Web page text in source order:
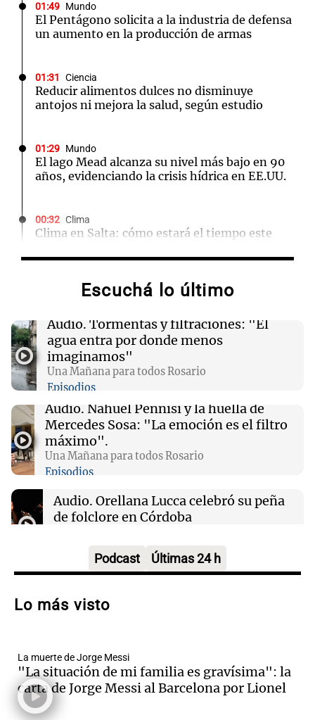
01:49 Mundo
El Pentágono solicita a la industria de defensa
un aumento en la producción de armas
01:31 Ciencia
Reducir alimentos dulces no disminuye
antojos ni mejora la salud, según estudio
01:29 Mundo
El lago Mead alcanza su nivel más bajo en 90
años, evidenciando la crisis hídrica en EE.UU.
00:32 Clima
Clima en Salta: cómo estará el tiempo este
Clima
este domingo 9 de agosto
00:21 Clima
Clima en Mendoza: cómo estará el tiempo
este domingo 9 de agosto
00:16 Clima
Clima en Santa Fe: cómo estará el tiempo este
domingo 9 de agosto
Escuchá lo último
Audio. Tormentas y filtraciones: "El
agua entra por donde menos
imaginamos"
Una Mañana para todos Rosario
Episodios
Audio. Nahuel Pennisi y la huella de
Mercedes Sosa: "La emoción es el filtro
máximo".
Una Mañana para todos Rosario
Episodios
Audio. Orellana Lucca celebró su peña
de folclore en Córdoba
Episodios
Audio.Trágico accidente en Mendoza:
vehículos desde un puente
Audio.Tragedia en Mendoza: un muerto
y cinco heridos tras caer dos autos desde
un puente
Una mañana para todos
Podcast Últimas 24 h
Lo más visto
La muerte de Jorge Messi
"La situación de mi familia es gravísima": la
carta de Jorge Messi al Barcelona por Lionel